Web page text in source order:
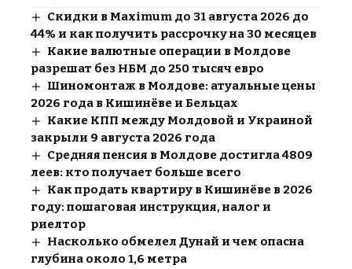
Скидки в Maximum до 31 августа 2026 до
44% и как получить рассрочку на 30 месяцев
Какие валютные операции в Молдове
разрешат без НБМ до 250 тысяч евро
Шиномонтаж в Молдове: атуальные цены
2026 года в Кишинёве и Бельцах
Какие КПП между Молдовой и Украиной
закрыли 9 августа 2026 года
Средняя пенсия в Молдове достигла 4809
леев: кто получает больше всего
Как продать квартиру в Кишинёве в 2026
году: пошаговая инструкция, налог и
риелтор
Насколько обмелел Дунай и чем опасна
глубина около 1,6 метра